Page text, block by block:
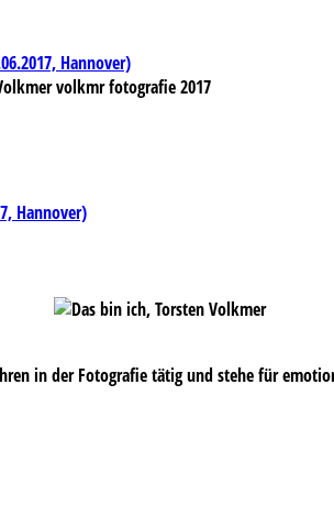
Hannover)
volkmr fotografie 2017
Hannover)
in der Fotografie tätig und stehe für